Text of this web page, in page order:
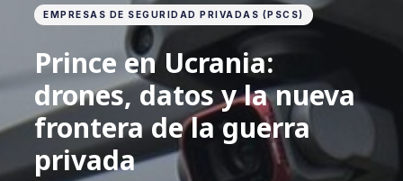
EMPRESAS DE SEGURIDAD PRIVADAS (PSCS)
Prince en Ucrania:
drones, datos y la nueva
frontera de la guerra
privada